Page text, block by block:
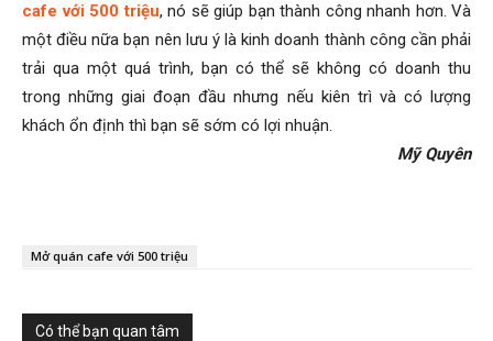
cafe với 500 triệu, nó sẽ giúp bạn thành công nhanh hơn. Và
một điều nữa bạn nên lưu ý là kinh doanh thành công cần phải
trải qua một quá trình, bạn có thể sẽ không có doanh thu
trong những giai đoạn đầu nhưng nếu kiên trì và có lượng
khách ổn định thì bạn sẽ sớm có lợi nhuận.
Mỹ Quyên
Mở quán cafe với 500 triệu
Có thể bạn quan tâm